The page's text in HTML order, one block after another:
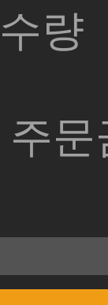
수량
주문